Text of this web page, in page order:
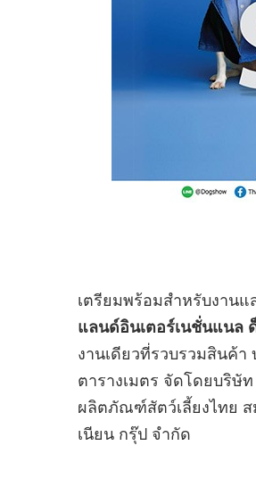
เตรียมพร้อมสำหรับงาน
แลนด์อินเตอร์เนชั่นแนล
งานเดียวที่รวบรวมสินค้า
ตารางเมตร จัดโดยบริษั
ผลิตภัณฑ์สัตว์เลี้ยงไทย
เนียน กรุ๊ป จำกัด